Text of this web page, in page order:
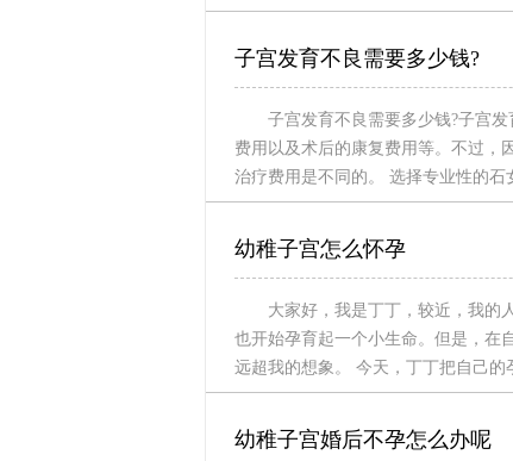
子宫发育不良需要多少钱?
子宫发育不良需要多少钱?子宫
费用以及术后的康复费用等。不过，
治疗费用是不同的。 选择专业性的石
幼稚子宫怎么怀孕
大家好，我是丁丁，较近，我的
也开始孕育起一个小生命。但是，在
远超我的想象。 今天，丁丁把自己的
幼稚子宫婚后不孕怎么办呢